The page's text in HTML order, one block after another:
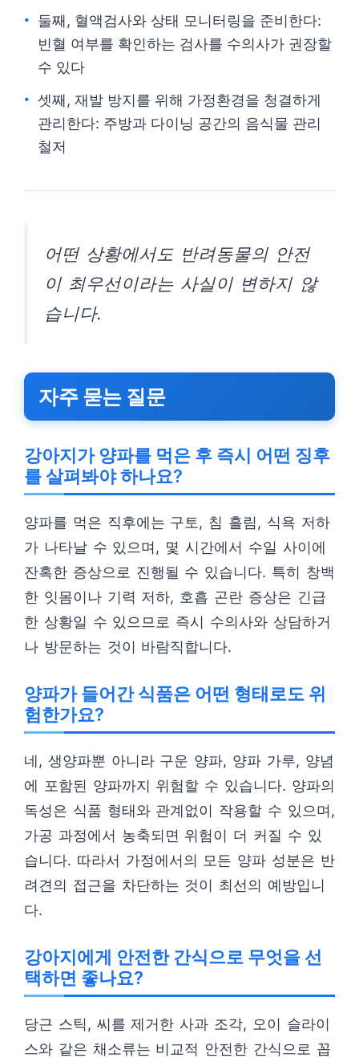
둘째, 혈액검사와 상태 모니터링을 준비한다:
빈혈 여부를 확인하는 검사를 수의사가 권장할
수 있다
셋째, 재발 방지를 위해 가정환경을 청결하게
관리한다: 주방과 다이닝 공간의 음식물 관리
철저
어떤 상황에서도 반려동물의 안전
이 최우선이라는 사실이 변하지 않
습니다.
자주 묻는 질문
강아지가 양파를 먹은 후 즉시 어떤 징후
를 살펴봐야 하나요?
양파를 먹은 직후에는 구토, 침 흘림, 식욕 저하
가 나타날 수 있으며, 몇 시간에서 수일 사이에
잔혹한 증상으로 진행될 수 있습니다. 특히 창백
한 잇몸이나 기력 저하, 호흡 곤란 증상은 긴급
한 상황일 수 있으므로 즉시 수의사와 상담하거
나 방문하는 것이 바람직합니다.
양파가 들어간 식품은 어떤 형태로도 위
험한가요?
네, 생양파뿐 아니라 구운 양파, 양파 가루, 양념
에 포함된 양파까지 위험할 수 있습니다. 양파의
독성은 식품 형태와 관계없이 작용할 수 있으며,
가공 과정에서 농축되면 위험이 더 커질 수 있
습니다. 따라서 가정에서의 모든 양파 성분은 반
려견의 접근을 차단하는 것이 최선의 예방입니
다.
강아지에게 안전한 간식으로 무엇을 선
택하면 좋나요?
당근 스틱, 씨를 제거한 사과 조각, 오이 슬라이
스와 같은 채소류는 비교적 안전한 간식으로 꼽